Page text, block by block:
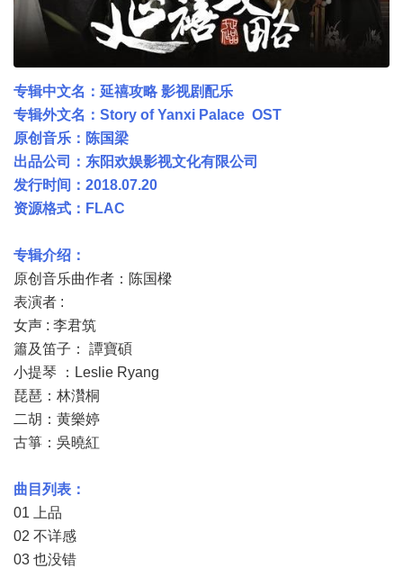
专辑中文名：延禧攻略 影视剧配乐
专辑外文名：Story of Yanxi Palace OST
原创音乐：陈国梁
出品公司：东阳欢娱影视文化有限公司
发行时间：2018.07.20
资源格式：FLAC
专辑介绍：
原创音乐曲作者：陈国樑
表演者 :
女声 : 李君筑
簫及笛子： 譚寶碩
小提琴 ：Leslie Ryang
琵琶：林灒桐
二胡：黄樂婷
古箏：吳曉紅
曲目列表：
01 上品
02 不详感
03 也没错